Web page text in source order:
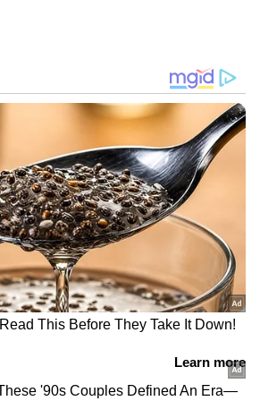
എന്ന പിഎം-കിസാന്റെ
സന്ദർശിക്കുക: